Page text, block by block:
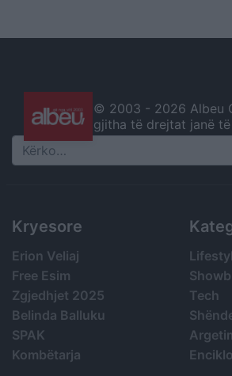
© 2003 - 2026 Albeu
gjitha të drejtat janë
Search
Kryesore
Erion Veliaj
Free Esim
Zgjedhjet 2025
Belinda Balluku
SPAK
Kombëtarja
Tech